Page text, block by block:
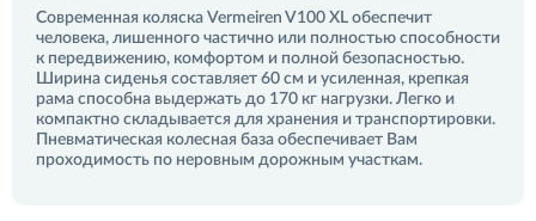
Современная коляска Vermeiren V100 XL обеспечит
человека, лишенного частично или полностью способности
к передвижению, комфортом и полной безопасностью.
Ширина сиденья составляет 60 см и усиленная, крепкая
рама способна выдержать до 170 кг нагрузки. Легко и
компактно складывается для хранения и транспортировки.
Пневматическая колесная база обеспечивает Вам
проходимость по неровным дорожным участкам.